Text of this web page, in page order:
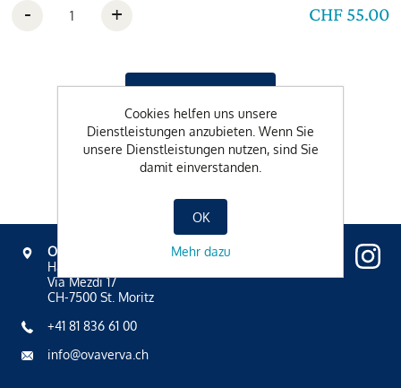
CHF 55.00
- +
OVAVERVA
Hallenbad, Spa & Sportzentrum
Via Mezdi 17
CH-7500 St. Moritz
+41 81 836 61 00
info@ovaverva.ch
Cookies helfen uns unsere
Dienstleistungen anzubieten. Wenn Sie
unsere Dienstleistungen nutzen, sind Sie
damit einverstanden.
OK
Mehr dazu